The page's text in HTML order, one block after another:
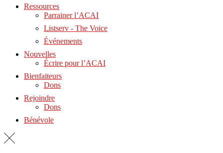
Ressources
Parrainer l’ACAI
Listserv - The Voice
Événements
Nouvelles
Écrire pour l’ACAI
Bienfaiteurs
Dons
Rejoindre
Dons
Bénévole